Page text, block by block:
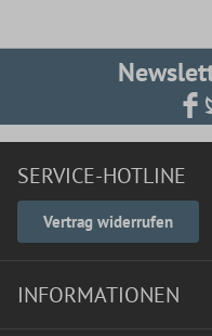
SERVICE-HOTLINE
Vertrag widerrufen
INFORMATIONEN